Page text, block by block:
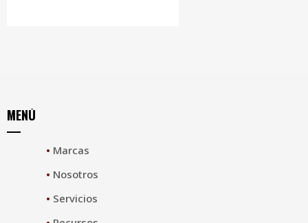
MENÚ
• Marcas
• Nosotros
• Servicios